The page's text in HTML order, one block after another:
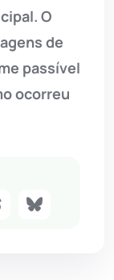
O
de
passível
ocorreu